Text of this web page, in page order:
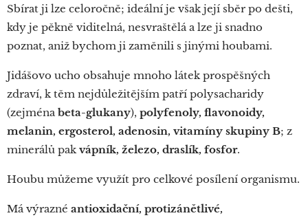
Sbírat ji lze celoročně; ideální je však její sběr po dešti,
kdy je pěkně viditelná, nesvraštělá a lze ji snadno
poznat, aniž bychom ji zaměnili s jinými houbami.
Jidášovo ucho obsahuje mnoho látek prospěšných
zdraví, k těm nejdůležitějším patří polysacharidy
(zejménabeta-glukany), polyfenoly, flavonoidy,
melanin, ergosterol, adenosin, vitamíny skupiny B; z
minerálů pakvápník, železo, draslík, fosfor.
Houbu můžeme využít pro celkové posílení organismu.
Má výrazné antioxidační, protizánětlivé,